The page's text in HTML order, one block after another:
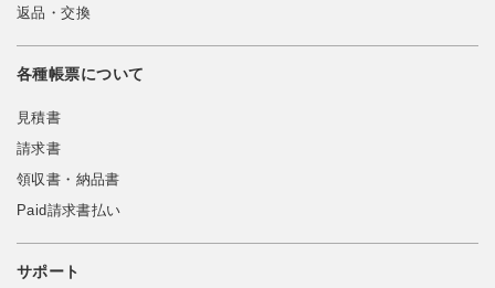
返品・交換
各種帳票について
見積書
請求書
領収書・納品書
Paid請求書払い
サポート